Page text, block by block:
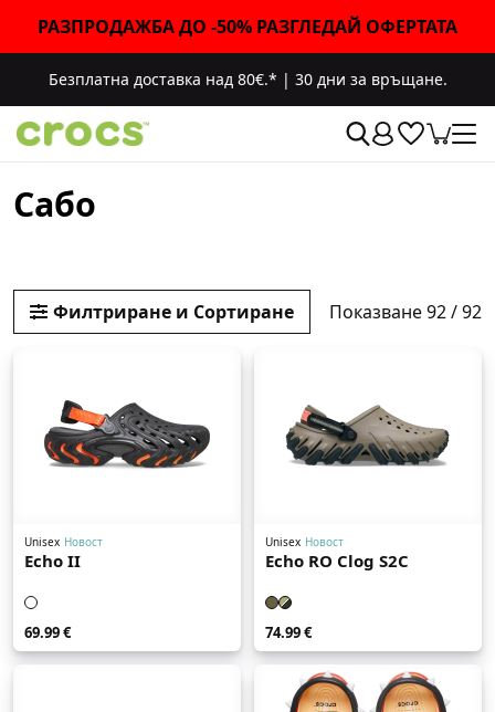
РАЗПРОДАЖБА ДО -50% РАЗГЛЕДАЙ ОФЕРТАТА
Безплатна доставка над 80€.* | 30 дни за връщане.
Cабо
Филтриране и Сортиране Показване 92 / 92
Unisex Новост
Echo II
69.99 €
Unisex Новост
Echo RO Clog S2C
74.99 €